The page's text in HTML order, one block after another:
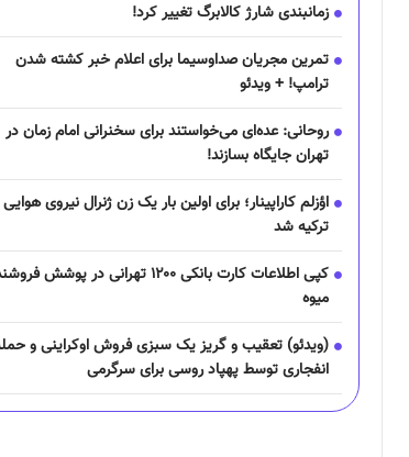
زمانبندی شارژ کالابرگ تغییر کرد!
تمرین مجریان صداوسیما برای اعلام خبر کشته شدن
ترامپ! + ویدئو
روحانی: عده‌ای می‌خواستند برای سخنرانی امام زمان در
تهران جایگاه بسازند!
اؤزلم کاراپینار؛ برای اولین بار یک زن ژنرال نیروی هوایی
ترکیه شد
کپی اطلاعات کارت بانکی ۱۲۰۰ تهرانی در پوشش
میوه
(ویدئو) تعقیب و گریز یک سبزی فروش اوکراینی و
انفجاری توسط پهپاد روسی برای سرگرمی
روایت وال‌استریت ژورنال از قمار خطرناک ایران بر سر